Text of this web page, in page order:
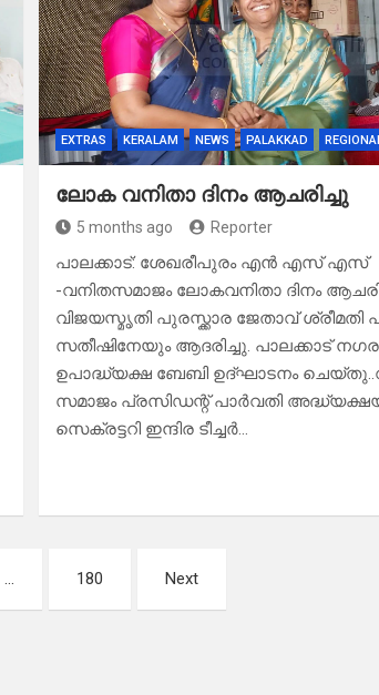
EXTRAS KERALAM NEWS PALAKKAD
ലോക വനിതാ ദിനം ആചരിച്ചു
5 months ago Reporter
പാലക്കാട്: ശേഖരീപുരം എൻ എസ് എസ്
-വനിതസമാജം ലോകവനിതാ ദിനം
വിജയസ്മൃതി പുരസ്ക്കാര ജേതാവ് ശ്രീമതി
സതീഷിനേയും ആദരിച്ചു. പാലക്കാട്
ഉപാദ്ധ്യക്ഷ ബേബി ഉദ്ഘാടനം
സമാജം പ്രസിഡന്റ് പാർവതി
സെക്രട്ടറി ഇന്ദിര ടീച്ചർ…
… 180 Next